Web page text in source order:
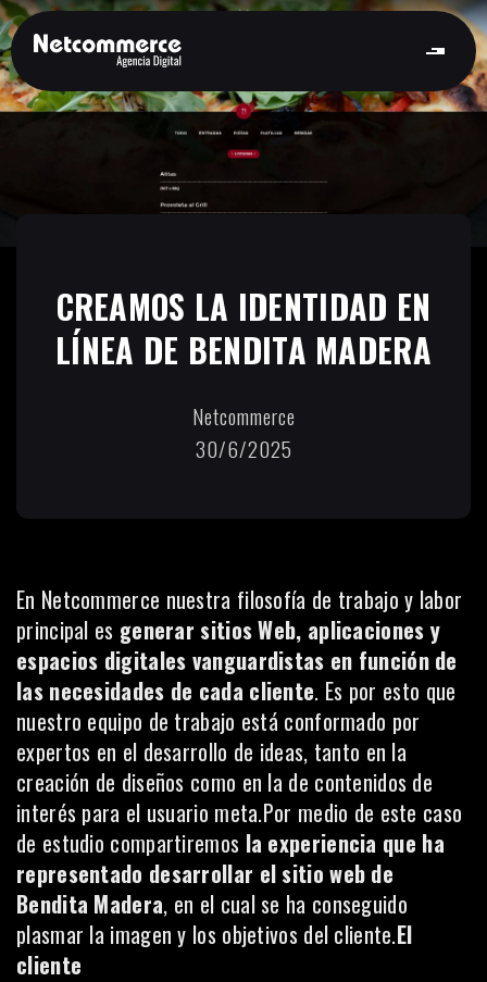
CREAMOS LA IDENTIDAD EN
LÍNEA DE BENDITA MADERA
Netcommerce
30/6/2025
En Netcommerce nuestra filosofía de trabajo y labor
principal es generar sitios Web, aplicaciones y
espacios digitales vanguardistas en función de
las necesidades de cada cliente. Es por esto que
nuestro equipo de trabajo está conformado por
expertos en el desarrollo de ideas, tanto en la
creación de diseños como en la de contenidos de
interés para el usuario meta.Por medio de este caso
de estudio compartiremos la experiencia que ha
representado desarrollar el sitio web de
Bendita Madera, en el cual se ha conseguido
plasmar la imagen y los objetivos del cliente.El
cliente